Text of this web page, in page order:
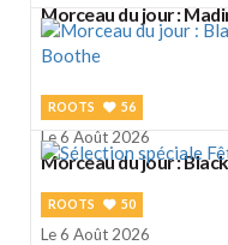
Morceau du jour :
ROOTS 56
Le 6 Août 2026
Morceau du jour :
ROOTS 50
Le 6 Août 2026